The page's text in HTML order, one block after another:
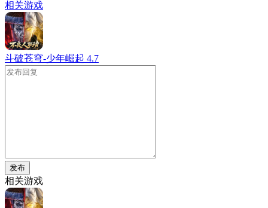
相关游戏
斗破苍穹-少年崛起 4.7
发布
相关游戏